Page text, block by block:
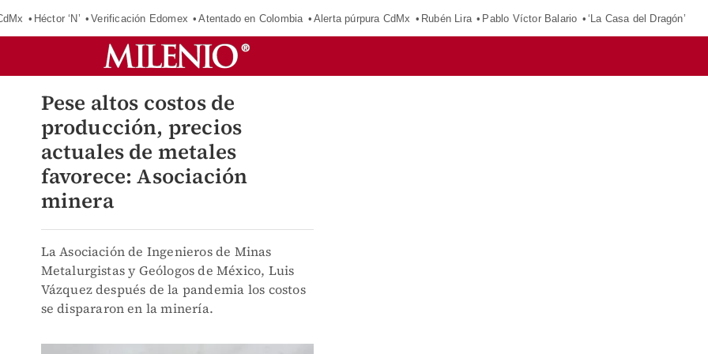
Héctor ‘N’ Verificación Edomex Atentado en Colombia Alerta púrpura CdMx Rubén Lira Pablo Víctor Balario ‘La Casa del Dragón’
Pese altos costos de
producción, precios
actuales de metales
favorece: Asociación
minera
La Asociación de Ingenieros de Minas
Metalurgistas y Geólogos de México, Luis
Vázquez después de la pandemia los costos
se dispararon en la minería.